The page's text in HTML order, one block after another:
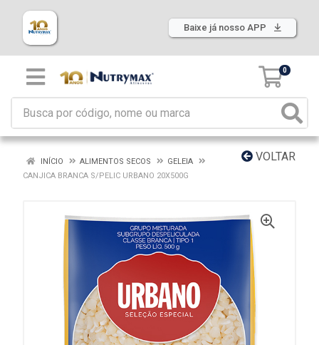
Baixe já nosso APP
0
VOLTAR
INÍCIO ALIMENTOS SECOS
GELEIA
CANJICA BRANCA S/PELIC URBANO 20X500G